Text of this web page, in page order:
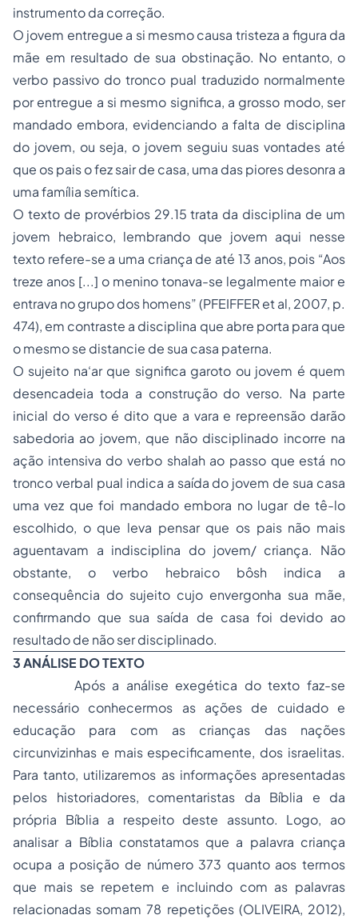
instrumento da correção.
O jovem entregue a si mesmo causa tristeza a figura da
mãe em resultado de sua obstinação. No entanto, o
verbo passivo do tronco pual traduzido normalmente
por entregue a si mesmo significa, a grosso modo, ser
mandado embora, evidenciando a falta de disciplina
do jovem, ou seja, o jovem seguiu suas vontades até
que os pais o fez sair de casa, uma das piores desonra a
uma família semítica.
O texto de provérbios 29.15 trata da disciplina de um
jovem hebraico, lembrando que jovem aqui nesse
texto refere-se a uma criança de até 13 anos, pois “Aos
treze anos [...] o menino tonava-se legalmente maior e
entrava no grupo dos homens” (PFEIFFER et al, 2007, p.
474), em contraste a disciplina que abre porta para que
o mesmo se distancie de sua casa paterna.
O sujeito na‘ar que significa garoto ou jovem é quem
desencadeia toda a construção do verso. Na parte
inicial do verso é dito que a vara e repreensão darão
sabedoria ao jovem, que não disciplinado incorre na
ação intensiva do verbo shalah ao passo que está no
tronco verbal pual indica a saída do jovem de sua casa
uma vez que foi mandado embora no lugar de tê-lo
escolhido, o que leva pensar que os pais não mais
aguentavam a indisciplina do jovem/ criança. Não
obstante, o verbo hebraico bôsh indica a
consequência do sujeito cujo envergonha sua mãe,
confirmando que sua saída de casa foi devido ao
resultado de não ser disciplinado.
3 ANÁLISE DO TEXTO
Após a análise exegética do texto faz-se
necessário conhecermos as ações de cuidado e
educação para com as crianças das nações
circunvizinhas e mais especificamente, dos israelitas.
Para tanto, utilizaremos as informações apresentadas
pelos historiadores, comentaristas da Bíblia e da
própria Bíblia a respeito deste assunto. Logo, ao
analisar a Bíblia constatamos que a palavra criança
ocupa a posição de número 373 quanto aos termos
que mais se repetem e incluindo com as palavras
relacionadas somam 78 repetições (OLIVEIRA, 2012),